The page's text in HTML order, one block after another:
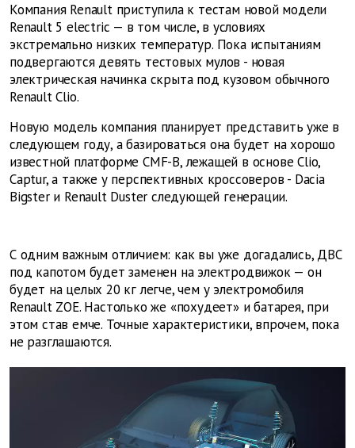
Компания Renault приступила к тестам новой модели
Renault 5 electric — в том числе, в условиях
экстремально низких температур. Пока испытаниям
подвергаются девять тестовых мулов - новая
электрическая начинка скрыта под кузовом обычного
Renault Clio.
Новую модель компания планирует представить уже в
следующем году, а базироваться она будет на хорошо
известной платформе CMF-B, лежащей в основе Clio,
Captur, а также у перспективных кроссоверов - Dacia
Bigster и Renault Duster следующей генерации.
С одним важным отличием: как вы уже догадались, ДВС
под капотом будет заменен на электродвижок — он
будет на целых 20 кг легче, чем у электромобиля
Renault ZOE. Настолько же «похудеет» и батарея, при
этом став емче. Точные характеристики, впрочем, пока
не разглашаются.